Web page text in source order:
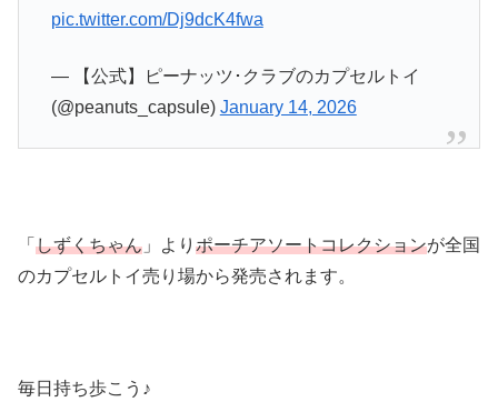
pic.twitter.com/Dj9dcK4fwa
— 【公式】ピーナッツ･クラブのカプセルトイ
(@peanuts_capsule) January 14, 2026
「 しずくちゃん 」より ポーチアソートコレクションが全国
のカプセルトイ売り場から発売されます。
毎日持ち歩こう♪